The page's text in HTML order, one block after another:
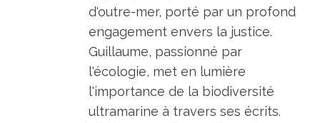
d'outre-mer, porté par un profond
engagement envers la justice.
Guillaume, passionné par
l'écologie, met en lumière
l'importance de la biodiversité
ultramarine à travers ses écrits.